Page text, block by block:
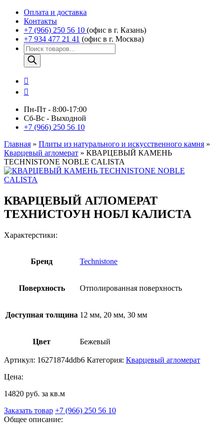
Оплата и доставка
Контакты
+7 (966) 250 56 10 (офис в г. Казань)
+7 934 477 21 41 (офис в г. Москва)
Поиск
товаров
Пн-Пт - 8:00-17:00
Сб-Вс - Выходной
+7 (966) 250 56 10
Главная » Плиты из натурального и искусственного камня »
Кварцевый агломерат » КВАРЦЕВЫЙ КАМЕНЬ
TECHNISTONE NOBLE CALISTA
КВАРЦЕВЫЙ АГЛОМЕРАТ
ТЕХНИСТОУН НОБЛ КАЛИСТА
Характерстики:
Бренд Technistone
Поверхность Отполированная поверхность
Доступная толщина 12 мм, 20 мм, 30 мм
Цвет Бежевый
Артикул: 16271874ddb6 Категория: Кварцевый агломерат
Цена:
14820 руб. за кв.м
Заказать товар +7 (966) 250 56 10
Общее описание: